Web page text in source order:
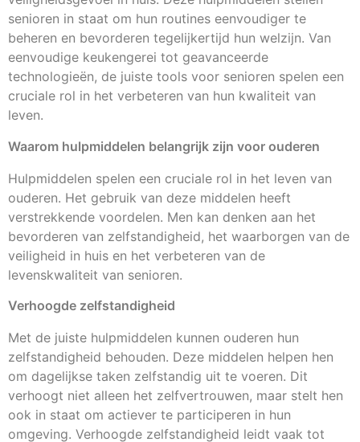
senioren in staat om hun routines eenvoudiger te
beheren en bevorderen tegelijkertijd hun welzijn. Van
eenvoudige keukengerei tot geavanceerde
technologieën, de juiste tools voor senioren spelen een
cruciale rol in het verbeteren van hun kwaliteit van
leven.
Waarom hulpmiddelen belangrijk zijn voor ouderen
Hulpmiddelen spelen een cruciale rol in het leven van
ouderen. Het gebruik van deze middelen heeft
verstrekkende voordelen. Men kan denken aan het
bevorderen van zelfstandigheid, het waarborgen van de
veiligheid in huis en het verbeteren van de
levenskwaliteit van senioren.
Verhoogde zelfstandigheid
Met de juiste hulpmiddelen kunnen ouderen hun
zelfstandigheid behouden. Deze middelen helpen hen
om dagelijkse taken zelfstandig uit te voeren. Dit
verhoogt niet alleen het zelfvertrouwen, maar stelt hen
ook in staat om actiever te participeren in hun
omgeving. Verhoogde zelfstandigheid leidt vaak tot